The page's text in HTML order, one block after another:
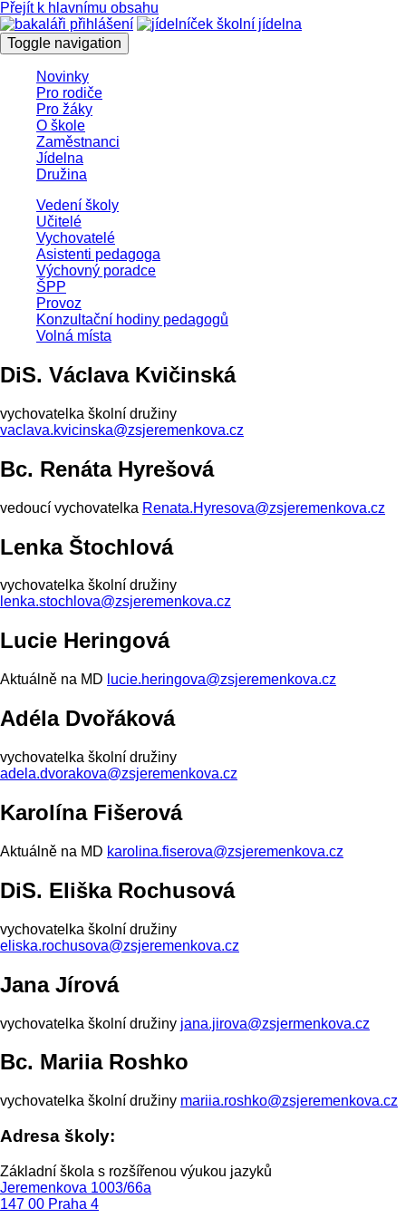
Přejít k hlavnímu obsahu
Toggle navigation
Novinky
Pro rodiče
Pro žáky
O škole
Zaměstnanci
Jídelna
Družina
Vedení školy
Učitelé
Vychovatelé
Asistenti pedagoga
Výchovný poradce
ŠPP
Provoz
Konzultační hodiny pedagogů
Volná místa
DiS. Václava Kvičinská
vychovatelka školní družiny
vaclava.kvicinska@zsjeremenkova.cz
Bc. Renáta Hyrešová
vedoucí vychovatelka Renata.Hyresova@zsjeremenkova.cz
Lenka Štochlová
vychovatelka školní družiny
lenka.stochlova@zsjeremenkova.cz
Lucie Heringová
Aktuálně na MD lucie.heringova@zsjeremenkova.cz
Adéla Dvořáková
vychovatelka školní družiny
adela.dvorakova@zsjeremenkova.cz
Karolína Fišerová
Aktuálně na MD karolina.fiserova@zsjeremenkova.cz
DiS. Eliška Rochusová
vychovatelka školní družiny
eliska.rochusova@zsjeremenkova.cz
Jana Jírová
vychovatelka školní družiny jana.jirova@zsjermenkova.cz
Bc. Mariia Roshko
vychovatelka školní družiny mariia.roshko@zsjeremenkova.cz
Adresa školy:
Základní škola s rozšířenou výukou jazyků
Jeremenkova 1003/66a
147 00 Praha 4